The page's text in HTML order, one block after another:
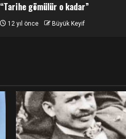
“Tarihe gömülür o kadar”
12 yıl önce Büyük Keyif